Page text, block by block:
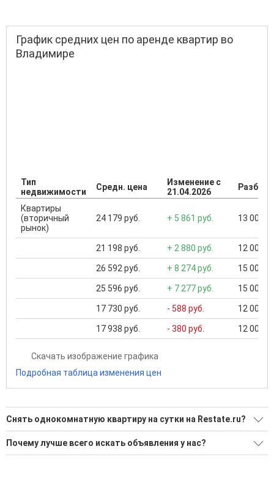
График средних цен по аренде квартир во
Владимире
Тип
недвижимости
Средн. цена
Изменение с
21.04.2026
Квартиры
(вторичный
рынок)
24 179 руб. + 5 861 руб. 13 000
21 198 руб. + 2 880 руб. 12 000
26 592 руб. + 8 274 руб. 15 000
25 596 руб. + 7 277 руб. 15 000
17 730 руб. - 588 руб. 12 000
17 938 руб. - 380 руб. 12 000
Скачать изображение графика
Подробная таблица изменения цен
Снять однокомнатную квартиру на сутки на Restate.ru?
Ищите, как Снять однокомнатную квартиру на сутки?
Воспользуйтесь нашим поиском по новостройкам, для
Почему лучше всего искать объявления у нас?